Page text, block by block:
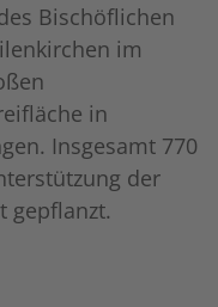
Bischöflichen
im
in
Insgesamt 770
der
gepflanzt.